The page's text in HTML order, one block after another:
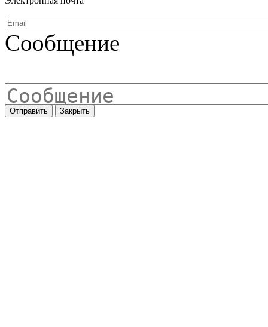
Сообщение
Отправить Закрыть